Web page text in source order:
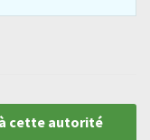
cette autorité